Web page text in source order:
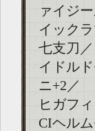
ァイジ
イック
七支刀／
イドル
ニ+2／
ヒガフ
CIヘル